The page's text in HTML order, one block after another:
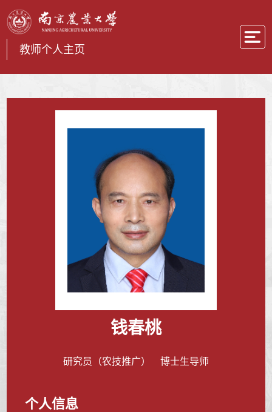
教师个人主页
钱春桃
研究员（农技推广） 博士生导师
个人信息